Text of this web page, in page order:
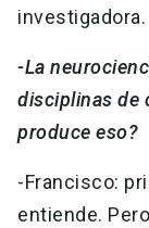
investigadora.
-La
disciplinas de
produce eso?
-Francisco:
entiende.